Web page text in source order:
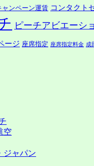
ャンペーン運賃 コンタクト
ピーチアビエーシ
ージ 座席指定 座席指定料金 成
空
ジャパン